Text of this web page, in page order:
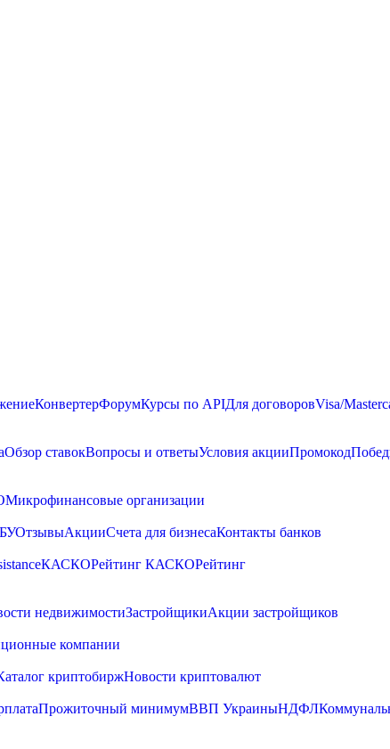
КонвертерФорумКурсы по APIДля договоровVisa/
Обзор ставокВопросы и ответыУсловия акцииПромокод
Микрофинансовые организации
ОтзывыАкцииСчета для бизнесаКонтакты банков
КАСКОРейтинг КАСКОРейтинг
недвижимостиЗастройщикиАкции застройщиков
компании
криптобиржНовости криптовалют
Прожиточный минимумВВП УкраиныНДФЛ